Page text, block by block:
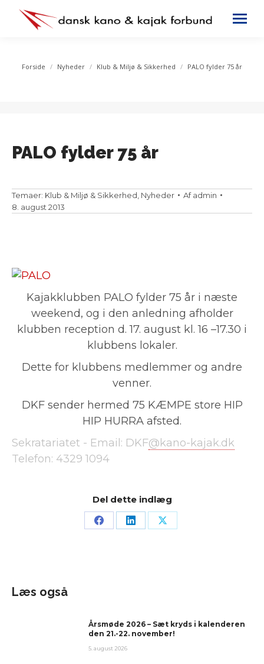
You are here:
Forside Nyheder Klub & Miljø & Sikkerhed PALO fylder 75 år
PALO fylder 75 år
Temaer: Klub & Miljø & Sikkerhed Nyheder Afadmin
8. august 2013
Kajakklubben PALO fylder 75 år i næste
weekend, og i den anledning afholder
klubben reception d. 17. august kl. 16 –17.30 i
klubbens lokaler.
Dette for klubbens medlemmer og andre
venner.
DKF sender hermed 75 KÆMPE store HIP
HIP HURRA afsted.
Sekratariatet - Email: DKF@kano-kajak.dk
Telefon: 4329 1094
Del dette indlæg
Læs også
Årsmøde 2026 – Sæt kryds i kalenderen
den 21.-22. november!
5. august 2026